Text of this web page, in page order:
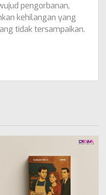
pengorbanan,
kehilangan yang
tidak tersampaikan.